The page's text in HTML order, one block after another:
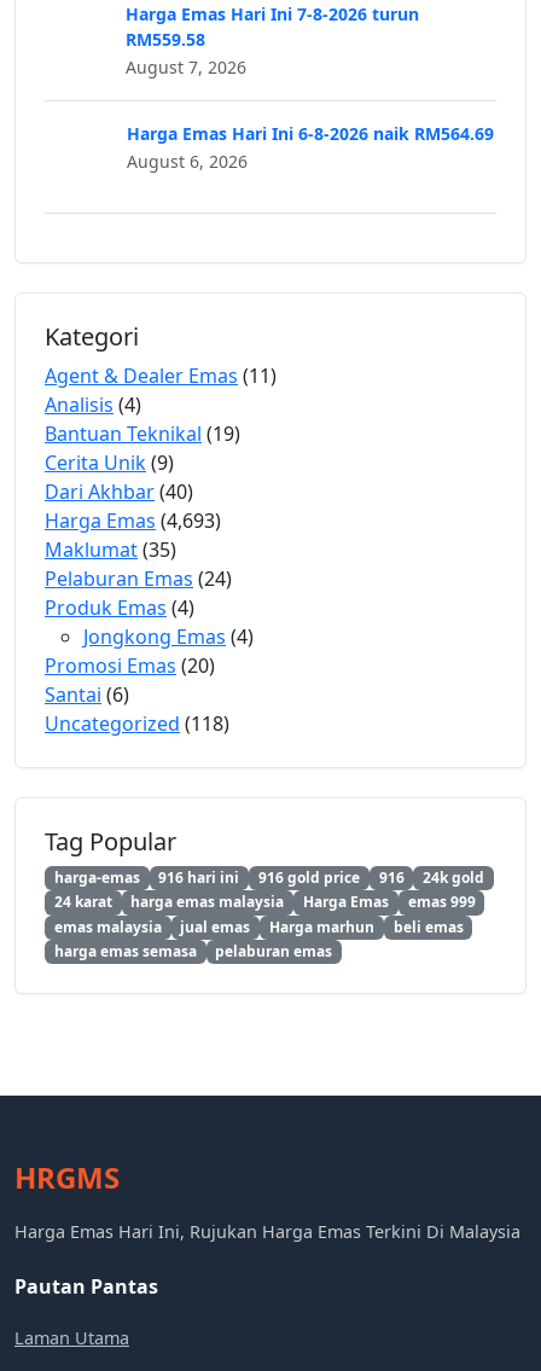
Harga Emas Hari Ini 7-8-2026 turun
RM559.58
August 7, 2026
Harga Emas Hari Ini 6-8-2026 naik RM564.69
August 6, 2026
Kategori
Agent & Dealer Emas (11)
Analisis (4)
Bantuan Teknikal (19)
Cerita Unik(9)
Dari Akhbar(40)
Harga Emas (4,693)
Maklumat(35)
Pelaburan Emas (24)
Produk Emas (4)
Jongkong Emas (4)
Promosi Emas (20)
Santai (6)
Uncategorized (118)
Tag Popular
harga-emas 916 hari ini 916 gold price 916
24k gold
24 karat
harga emas malaysia Harga Emas
emas 999
emas malaysia
jual emas Harga marhun
beli emas
harga emas semasa
pelaburan emas
HRGMS
Harga Emas Hari Ini, Rujukan Harga Emas Terkini Di Malaysia
Pautan Pantas
Laman Utama